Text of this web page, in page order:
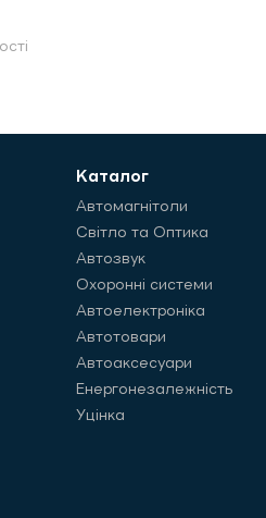
Каталог
Автомагнітоли
Світло та Оптика
Автозвук
Охоронні системи
Автоелектроніка
Автотовари
Автоаксесуари
Енергонезалежність
Уцінка